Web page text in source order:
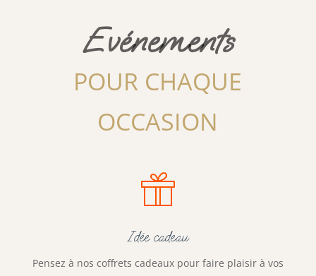
Evénements
POUR CHAQUE
OCCASION
Idée cadeau
Pensez à nos coffrets cadeaux pour faire plaisir à vos